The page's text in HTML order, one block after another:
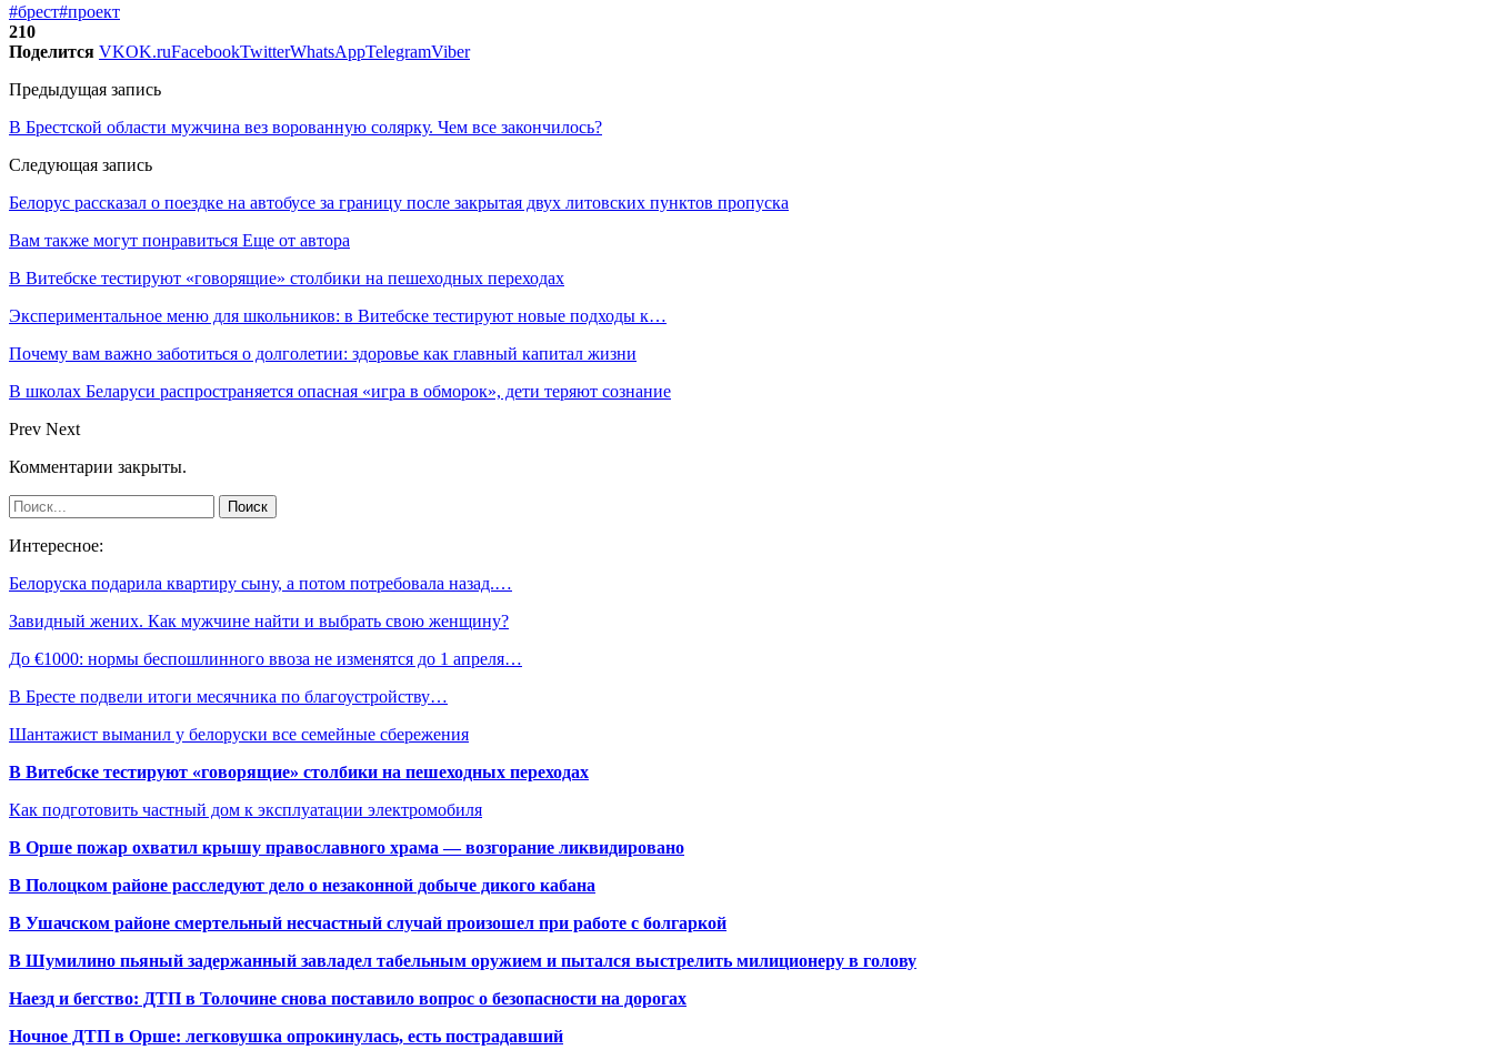
#брест#проект
210
Поделится VKOK.ruFacebookTwitterWhatsAppTelegramViber
Предыдущая запись
В Брестской области мужчина вез ворованную солярку. Чем все закончилось?
Следующая запись
Белорус рассказал о поездке на автобусе за границу после закрытая двух литовских пунктов пропуска
Вам также могут понравиться Еще от автора
В Витебске тестируют «говорящие» столбики на пешеходных переходах
Экспериментальное меню для школьников: в Витебске тестируют новые подходы к…
Почему вам важно заботиться о долголетии: здоровье как главный капитал жизни
В школах Беларуси распространяется опасная «игра в обморок», дети теряют сознание
Prev Next
Комментарии закрыты.
Интересное:
Белоруска подарила квартиру сыну, а потом потребовала назад.…
Завидный жених. Как мужчине найти и выбрать свою женщину?
До €1000: нормы беспошлинного ввоза не изменятся до 1 апреля…
В Бресте подвели итоги месячника по благоустройству…
Шантажист выманил у белоруски все семейные сбережения
В Витебске тестируют «говорящие» столбики на пешеходных переходах
Как подготовить частный дом к эксплуатации электромобиля
В Орше пожар охватил крышу православного храма — возгорание ликвидировано
В Полоцком районе расследуют дело о незаконной добыче дикого кабана
В Ушачском районе смертельный несчастный случай произошел при работе с болгаркой
В Шумилино пьяный задержанный завладел табельным оружием и пытался выстрелить милиционеру в голову
Наезд и бегство: ДТП в Толочине снова поставило вопрос о безопасности на дорогах
Ночное ДТП в Орше: легковушка опрокинулась, есть пострадавший